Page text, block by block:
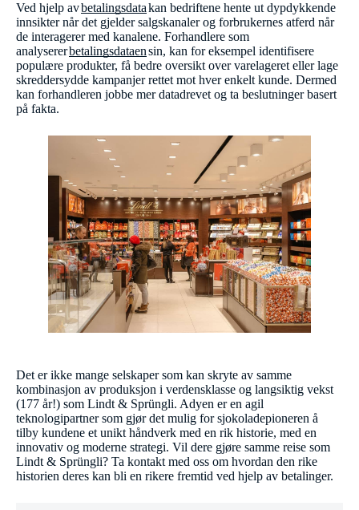
Ved hjelp avbetalingsdatakan bedriftene hente ut dypdykkende
innsikter når det gjelder salgskanaler og forbrukernes atferd når
de interagerer med kanalene. Forhandlere som
analysererbetalingsdataensin, kan for eksempel identifisere
populære produkter, få bedre oversikt over varelageret eller lage
skreddersydde kampanjer rettet mot hver enkelt kunde. Dermed
kan forhandleren jobbe mer datadrevet og ta beslutninger basert
på fakta.
Det er ikke mange selskaper som kan skryte av samme
kombinasjon av produksjon i verdensklasse og langsiktig vekst
(177 år!) som Lindt & Sprüngli. Adyen er en agil
teknologipartner som gjør det mulig for sjokoladepioneren å
tilby kundene et unikt håndverk med en rik historie, med en
innovativ og moderne strategi. Vil dere gjøre samme reise som
Lindt & Sprüngli? Ta kontakt med oss om hvordan den rike
historien deres kan bli en rikere fremtid ved hjelp av betalinger.